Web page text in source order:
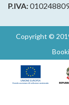
P.IVA:
Copyright ©